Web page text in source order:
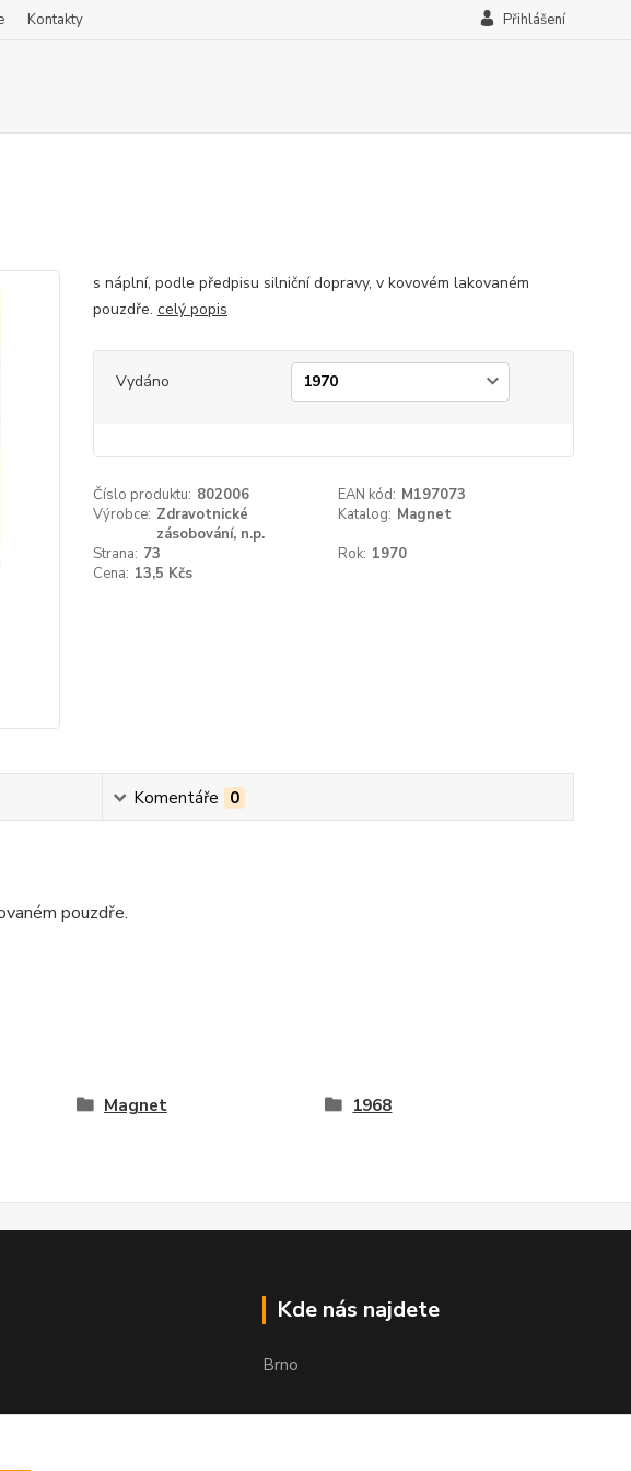
Kontakty Přihlášení
s náplní, podle předpisu silniční dopravy, v kovovém lakovaném
pouzdře. celý popis
Vydáno
Číslo produktu: 802006 EAN kód: M197073
Výrobce: Zdravotnické
zásobování, n.p.
Katalog: Magnet
Strana: 73 Rok: 1970
Cena: 13,5 Kčs
Komentáře 0
pouzdře.
Magnet 1968
Kde nás najdete
Brno